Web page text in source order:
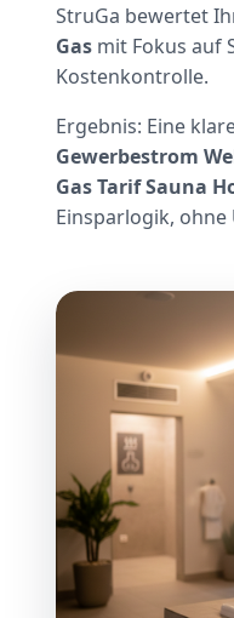
StruGa bewertet
Gas mit Fokus auf
Kostenkontrolle.
Ergebnis: Eine
Gewerbestrom
Gas Tarif Sauna
Einsparlogik,